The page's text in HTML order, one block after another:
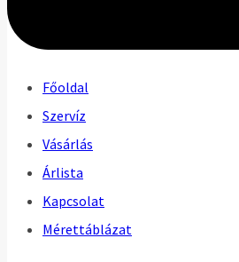
Főoldal
Szervíz
Vásárlás
Árlista
Kapcsolat
Mérettáblázat